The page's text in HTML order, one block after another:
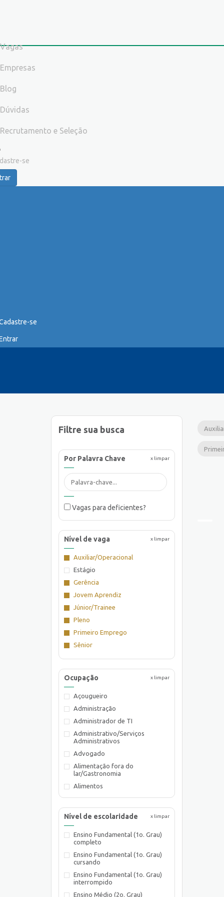
Vagas
Empresas
Blog
Dúvidas
Recrutamento e Seleção
se
se
Filtre sua busca
x limpar
Por Palavra Chave
Vagas para deficientes?
x limpar
Nível de vaga
Auxiliar/Operacional
Estágio
Gerência
Jovem Aprendiz
Júnior/Trainee
Pleno
Primeiro Emprego
Sênior
Técnico
x limpar
Ocupação
Açougueiro
Administração
Administrador de TI
Administrativo/Serviços
Administrativos
Advogado
Alimentação fora do
lar/Gastronomia
Alimentos
Almoxarife
Assistente de Planejamento
Atendente Comercial
Auxiliar de Cozinha
Auxiliar de Laboratório
x limpar
Nível de escolaridade
Ensino Fundamental (1o. Grau)
completo
Ensino Fundamental (1o. Grau)
cursando
Ensino Fundamental (1o. Grau)
interrompido
Ensino Médio (2o. Grau)